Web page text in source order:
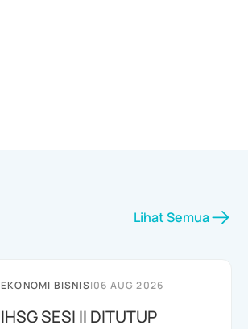
Lihat Semua
EKONOMI BISNIS|06 AUG 2026
IHSG SESI II DITUTUP